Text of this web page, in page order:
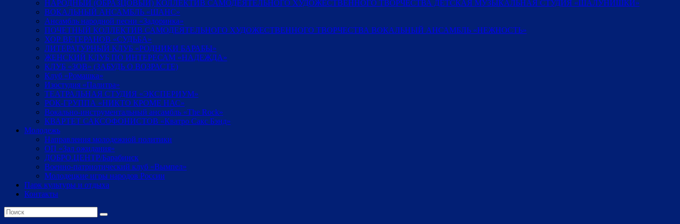
НАРОДНЫЙ (ОБРАЗЦОВЫЙ) КОЛЛЕКТИВ САМОДЕЯТЕЛЬНОГО ХУДОЖЕСТВЕННОГО ТВОРЧЕСТВА ДЕТСКАЯ МУЗЫКАЛЬНАЯ СТУДИЯ «ШАЛУНИШКИ»
ВОКАЛЬНЫЙ АНСАМБЛЬ «ШАНС»
Ансамбль народной песни «Задоринка»
ПОЧЕТНЫЙ КОЛЛЕКТИВ САМОДЕЯТЕЛЬНОГО ХУДОЖЕСТВЕННОГО ТВОРЧЕСТВА ВОКАЛЬНЫЙ АНСАМБЛЬ «НЕЖНОСТЬ»
ХОР ВЕТЕРАНОВ «СУДЬБА»
ЛИТЕРАТУРНЫЙ КЛУБ «РОДНИКИ БАРАБЫ»
ЖЕНСКИЙ КЛУБ ПО ИНТЕРЕСАМ «НАДЕЖДА»
КЛУБ «ЗОВ» (ЗАБУДЬ О ВОЗРАСТЕ)
Клуб «Ромашка»
Изостудия «Палитра»
ТЕАТРАЛЬНАЯ СТУДИЯ «ЭКСПЕРИУМ»
РОК-ГРУППА «НИКТО КРОМЕ НАС»
Вокально-инструментальный ансамбль «The Rock»
КВАРТЕТ САКСОФОНИСТОВ «Кватро Сакс Бэнд»
Молодежь
Направления молодежной политики
ОП «Зал ожидания»
ДОБРО.ЦЕНТР/Барабинск
Военно-патриотический клуб «Вымпел»
Молодецкие игры народов России
Парк культуры и отдыха
Контакты